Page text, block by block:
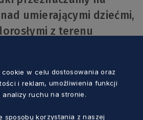
umierającymi dziećmi,
z terenu
do udziału w
żonkili, które
miejskich rabatach,
w celu dostosowania oraz
i reklam, umożliwienia funkcji
analizy ruchu na stronie.
sposobu korzystania z naszej